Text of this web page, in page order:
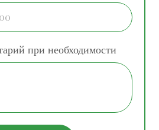
при необходимости